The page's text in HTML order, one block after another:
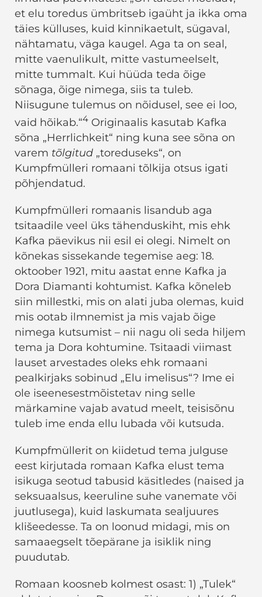
et elu toredus ümbritseb igaüht ja ikka oma
täies külluses, kuid kinnikaetult, sügaval,
nähtamatu, väga kaugel. Aga ta on seal,
mitte vaenulikult, mitte vastumeelselt,
mitte tummalt. Kui hüüda teda õige
sõnaga, õige nimega, siis ta tuleb.
Niisugune tulemus on nõidusel, see ei loo,
vaid hõikab.“4 Originaalis kasutab Kafka
sõna „Herrlichkeit“ ning kuna see sõna on
varem tõlgitud „toreduseks“, on
Kumpfmülleri romaani tõlkija otsus igati
põhjendatud.
Kumpfmülleri romaanis lisandub aga
tsitaadile veel üks tähenduskiht, mis ehk
Kafka päevikus nii esil ei olegi. Nimelt on
kõnekas sissekande tegemise aeg: 18.
oktoober 1921, mitu aastat enne Kafka ja
Dora Diamanti kohtumist. Kafka kõneleb
siin millestki, mis on alati juba olemas, kuid
mis ootab ilmnemist ja mis vajab õige
nimega kutsumist – nii nagu oli seda hiljem
tema ja Dora kohtumine. Tsitaadi viimast
lauset arvestades oleks ehk romaani
pealkirjaks sobinud „Elu imelisus“? Ime ei
ole iseenesestmõistetav ning selle
märkamine vajab avatud meelt, teisisõnu
tuleb ime enda ellu lubada või kutsuda.
Kumpfmüllerit on kiidetud tema julguse
eest kirjutada romaan Kafka elust tema
isikuga seotud tabusid käsitledes (naised ja
seksuaalsus, keeruline suhe vanemate või
juutlusega), kuid laskumata sealjuures
klišeedesse. Ta on loonud midagi, mis on
samaaegselt tõepärane ja isiklik ning
puudutab.
Romaan koosneb kolmest osast: 1) „Tulek“